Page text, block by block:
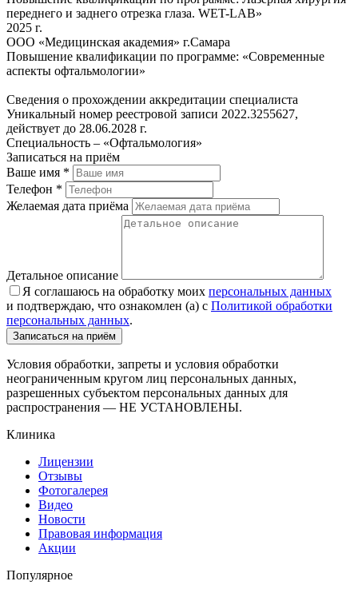
переднего и заднего отрезка глаза. WET-LAB»
2025 г.
ООО «Медицинская академия» г.Самара
Повышение квалификации по программе: «Современные
аспекты офтальмологии»
Сведения о прохождении аккредитации специалиста
Уникальный номер реестровой записи 2022.3255627,
действует до 28.06.2028 г.
Специальность – «Офтальмология»
Записаться на приём
Ваше имя *
Телефон *
Желаемая дата приёма
Детальное описание
Я соглашаюсь на обработку моих персональных данных
и подтверждаю, что ознакомлен (а) с Политикой обработки
персональных данных.
Условия обработки, запреты и условия обработки
неограниченным кругом лиц персональных данных,
разрешенных субъектом персональных данных для
распространения — НЕ УСТАНОВЛЕНЫ.
Клиника
Лицензии
Отзывы
Фотогалерея
Видео
Новости
Правовая информация
Акции
Популярное